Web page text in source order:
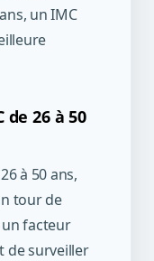
un IMC
de 26 à 50
à 50 ans,
tour de
facteur
de surveiller